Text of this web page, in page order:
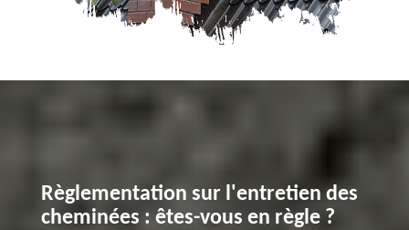
Règlementation sur l'entretien des
cheminées : êtes-vous en règle ?